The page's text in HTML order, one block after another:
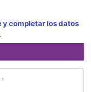
completar los datos